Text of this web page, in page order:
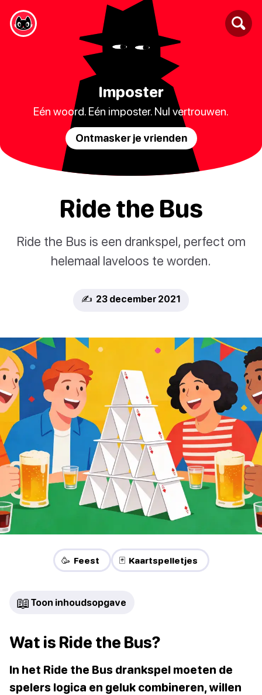
Imposter
Eén woord. Eén imposter. Nul vertrouwen.
Ontmasker je vrienden
Ride the Bus
Ride the Bus is een drankspel, perfect om
helemaal laveloos te worden.
✍️ 23 december 2021
🥳 Feest 🃏 Kaartspelletjes
📖 Toon inhoudsopgave
Wat is Ride the Bus?
In het Ride the Bus drankspel moeten de
spelers logica en geluk combineren, willen